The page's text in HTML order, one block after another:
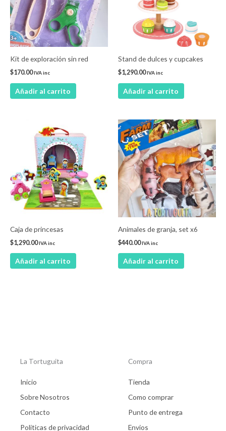
Kit de exploración sin red
$170.00IVA inc
Añadir al carrito
Stand de dulces y cupcakes
$1,290.00IVA inc
Añadir al carrito
Caja de princesas
$1,290.00IVA inc
Añadir al carrito
Animales de granja, set x6
$440.00IVA inc
Añadir al carrito
La Tortuguita
Inicio
Sobre Nosotros
Contacto
Politicas de privacidad
Compra
Tienda
Como comprar
Punto de entrega
Envios